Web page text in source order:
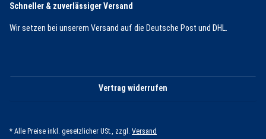
Schneller & zuverlässiger Versand
Wir setzen bei unserem Versand auf die Deutsche Post und DHL.
Vertrag widerrufen
* Alle Preise inkl. gesetzlicher USt., zzgl. Versand